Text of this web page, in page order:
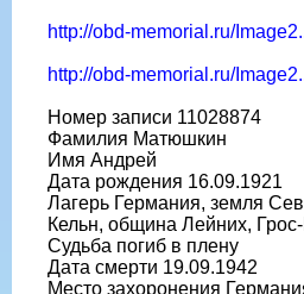
http://obd-memorial.ru/
http://obd-memorial.ru/
Номер записи 11028874
Фамилия Матюшкин
Имя Андрей
Дата рождения 16.09.1921
Лагерь Германия, земля
Кельн, община Лейних,
Судьба погиб в плену
Дата смерти 19.09.1942
Место захоронения